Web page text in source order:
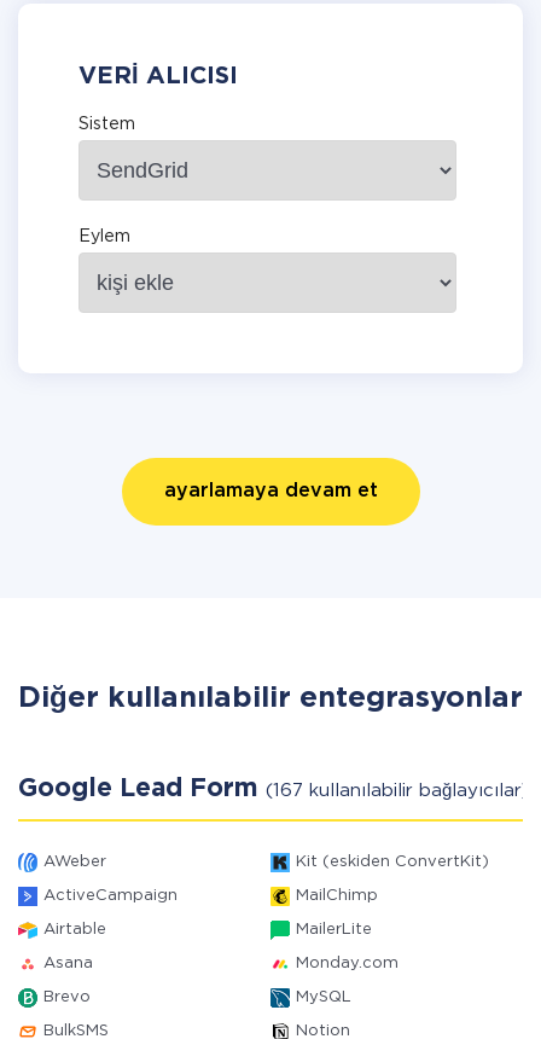
VERI ALICISI
Sistem
Eylem
ayarlamaya devam et
Diğer kullanılabilir entegrasyonlar
Google Lead Form (167 kullanılabilir bağlayıcılar)
AWeber Kit (eskiden ConvertKit)
ActiveCampaign MailChimp
Airtable MailerLite
Asana Monday.com
Brevo MySQL
BulkSMS Notion